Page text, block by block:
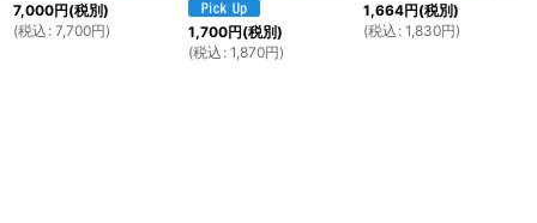
7,000円(税別)
(税込 : 7,700円) 1,700円(税別)
(税込 : 1,870円)
1,664円(税別)
(税込 : 1,830円)